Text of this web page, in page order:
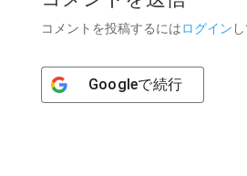
コメントを投稿するにはログイン
Googleで続行